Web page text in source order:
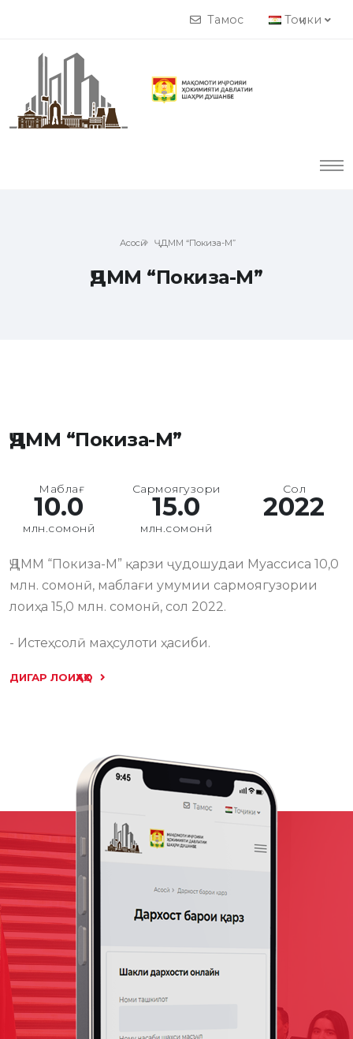
Тамос Тоҷики
Асосӣ ҶДММ “Покиза-М”
ҶДММ “Покиза-М”
ҶДММ “Покиза-М”
Маблағ
10.0
млн.сомонӣ
Сармоягузори
15.0
млн.сомонӣ
Сол
2022
ҶДММ “Покиза-М” қарзи ҷудошудаи Муассиса 10,0
млн. сомонӣ, маблағи умумии сармоягузории
лоиҳа 15,0 млн. сомонӣ, сол 2022.
- Истеҳсолӣ маҳсулоти ҳасиби.
ДИГАР ЛОИҲАҲО